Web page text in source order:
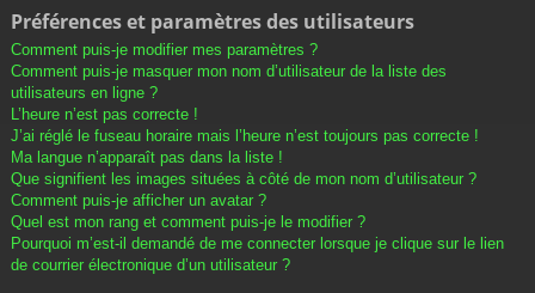
Préférences et paramètres des utilisateurs
Comment puis-je modifier mes paramètres ?
Comment puis-je masquer mon nom d’utilisateur de la liste des
utilisateurs en ligne ?
L’heure n’est pas correcte !
J’ai réglé le fuseau horaire mais l’heure n’est toujours pas correcte !
Ma langue n’apparaît pas dans la liste !
Que signifient les images situées à côté de mon nom d’utilisateur ?
Comment puis-je afficher un avatar ?
Quel est mon rang et comment puis-je le modifier ?
Pourquoi m’est-il demandé de me connecter lorsque je clique sur le lien
de courrier électronique d’un utilisateur ?